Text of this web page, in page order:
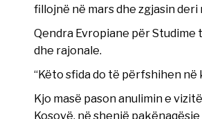
fillojnë në mars dhe zgjasin
Qendra Evropiane për Studime
dhe rajonale.
“Këto sfida do të përfshihen
Kjo masë pason anulimin e
Kosovë, në shenjë